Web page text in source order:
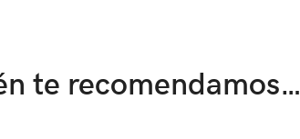
te recomendamos…